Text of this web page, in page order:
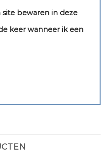
site bewaren in deze
keer wanneer ik een